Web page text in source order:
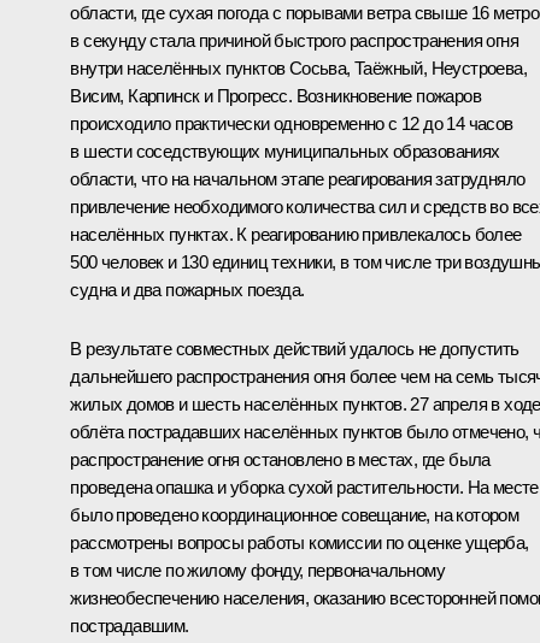
области, где сухая погода с порывами ветра свыше 16
в секунду стала причиной быстрого распространения огня
внутри населённых пунктов Сосьва, Таёжный, Неустроева,
Висим, Карпинск и Прогресс. Возникновение пожаров
происходило практически одновременно с 12 до 14 часов
в шести соседствующих муниципальных образованиях
области, что на начальном этапе реагирования затрудняло
привлечение необходимого количества сил и средств во
населённых пунктах. К реагированию привлекалось более
500 человек и 130 единиц техники, в том числе три
судна и два пожарных поезда.
В результате совместных действий удалось не допустить
дальнейшего распространения огня более чем на семь
жилых домов и шесть населённых пунктов. 27 апреля в ходе
облёта пострадавших населённых пунктов было отмечено,
распространение огня остановлено в местах, где была
проведена опашка и уборка сухой растительности. На месте
было проведено координационное совещание, на котором
рассмотрены вопросы работы комиссии по оценке ущерба,
в том числе по жилому фонду, первоначальному
жизнеобеспечению населения, оказанию всесторонней
пострадавшим.